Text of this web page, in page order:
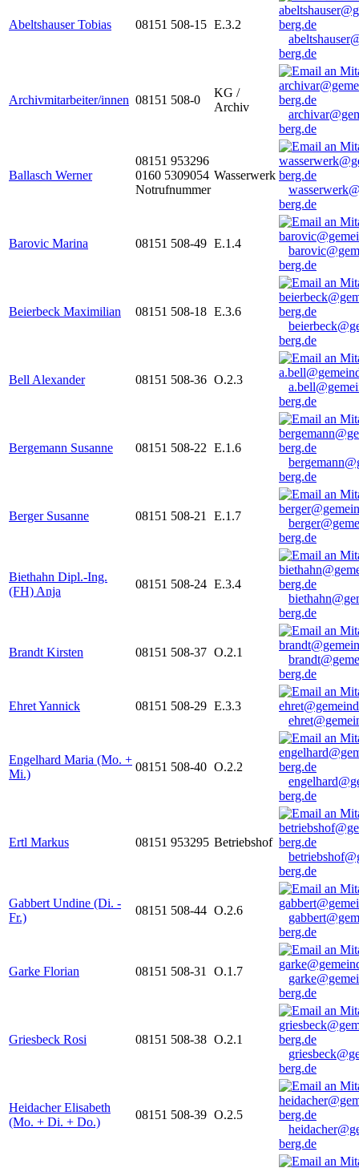
Abeltshauser Tobias 08151 508-15 E.3.2
berg.de
Archivmitarbeiter/innen 08151 508-0
KG /
Archiv
berg.de
Ballasch Werner
08151 953296
0160 5309054
Notrufnummer
Wasserwerk
berg.de
Barovic Marina 08151 508-49 E.1.4
berg.de
Beierbeck Maximilian 08151 508-18 E.3.6
berg.de
Bell Alexander 08151 508-36 O.2.3
berg.de
Bergemann Susanne 08151 508-22 E.1.6
berg.de
Berger Susanne 08151 508-21 E.1.7
berg.de
Biethahn Dipl.-Ing.
(FH) Anja
08151 508-24 E.3.4
berg.de
Brandt Kirsten 08151 508-37 O.2.1
berg.de
Ehret Yannick 08151 508-29 E.3.3
Engelhard Maria (Mo. +
Mi.)
08151 508-40 O.2.2
berg.de
Ertl Markus 08151 953295 Betriebshof
berg.de
Gabbert Undine (Di. -
Fr.)
08151 508-44 O.2.6
berg.de
Garke Florian 08151 508-31 O.1.7
berg.de
Griesbeck Rosi 08151 508-38 O.2.1
berg.de
Heidacher Elisabeth
(Mo. + Di. + Do.)
08151 508-39 O.2.5
berg.de